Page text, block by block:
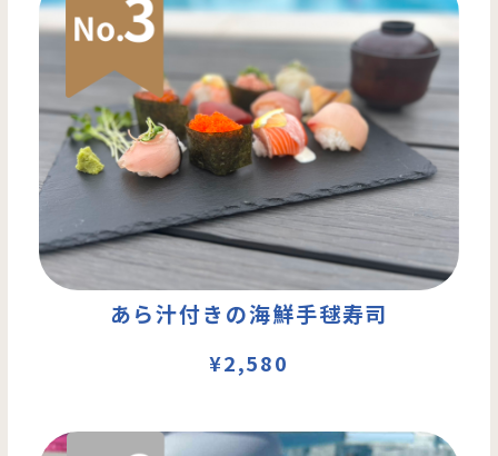
あら汁付きの海鮮手毬寿司
¥2,580